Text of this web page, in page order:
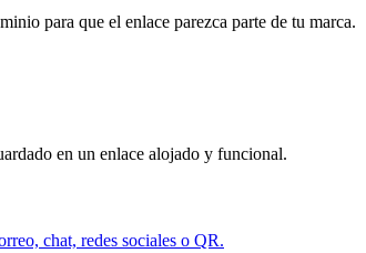
para que el enlace parezca parte de tu marca.
en un enlace alojado y funcional.
chat, redes sociales o QR.